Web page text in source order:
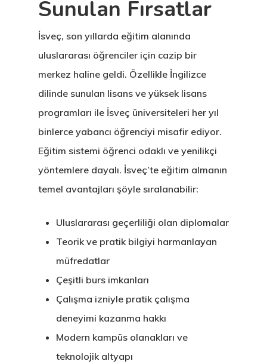
Sunulan Fırsatlar
İsveç, son yıllarda eğitim alanında
uluslararası öğrenciler için cazip bir
merkez haline geldi. Özellikle İngilizce
dilinde sunulan lisans ve yüksek lisans
programları ile İsveç üniversiteleri her yıl
binlerce yabancı öğrenciyi misafir ediyor.
Eğitim sistemi öğrenci odaklı ve yenilikçi
yöntemlere dayalı. İsveç’te eğitim almanın
temel avantajları şöyle sıralanabilir:
Uluslararası geçerliliği olan diplomalar
Teorik ve pratik bilgiyi harmanlayan
müfredatlar
Çeşitli burs imkanları
Çalışma izniyle pratik çalışma
deneyimi kazanma hakkı
Modern kampüs olanakları ve
teknolojik altyapı